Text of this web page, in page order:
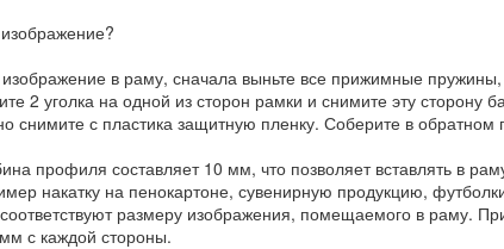
изображение в раму, сначала выньте все прижимные
2 уголка на одной из сторон рамки и снимите эту сторону
снимите с пластика защитную пленку. Соберите в
профиля составляет 10 мм, что позволяет вставлять в
накатку на пенокартоне, сувенирную продукцию,
размеру изображения, помещаемого в раму.
с каждой стороны.